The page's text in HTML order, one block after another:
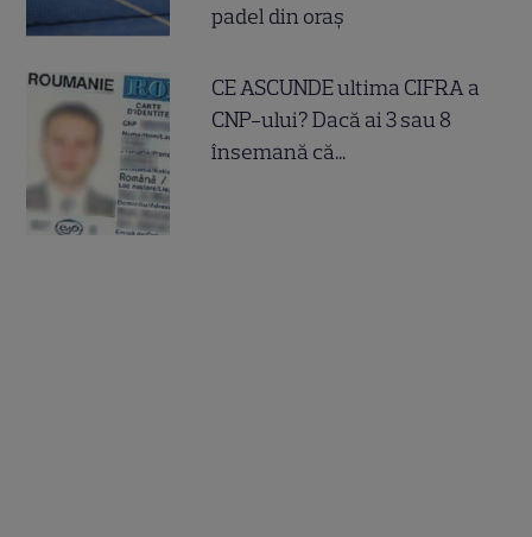
padel din oraș
CE ASCUNDE ultima CIFRA a
CNP-ului? Dacă ai 3 sau 8
însemană că...